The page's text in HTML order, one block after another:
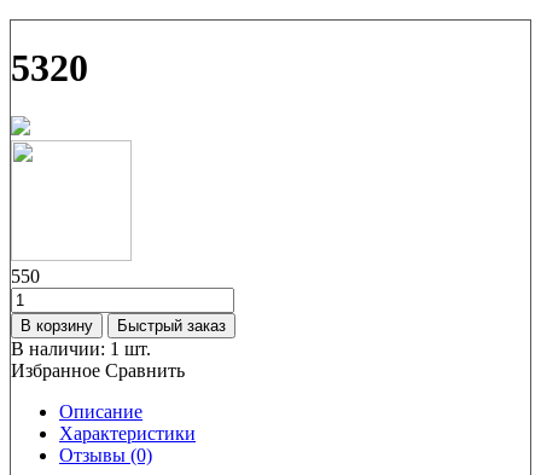
5320
550
В корзину Быстрый заказ
В наличии: 1 шт.
Избранное Сравнить
Описание
Характеристики
Отзывы (0)